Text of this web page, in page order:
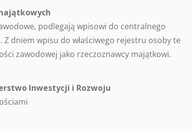
podlegają wpisowi do centralnego
dniem wpisu do właściwego rejestru osoby te
zawodowej jako rzeczoznawcy majątkowi.
Inwestycji i Rozwoju